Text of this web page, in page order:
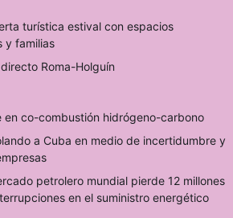
turística estival con espacios
y familias
Roma-Holguín
en co-combustión hidrógeno-carbono
a Cuba en medio de incertidumbre y
petrolero mundial pierde 12 millones
en el suministro energético